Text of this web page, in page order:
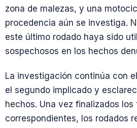
zona de malezas, y una
procedencia aún se investiga.
este último rodado haya sido
sospechosos en los hechos
La investigación continúa con
el segundo implicado y
hechos. Una vez finalizados los
correspondientes, los rodados